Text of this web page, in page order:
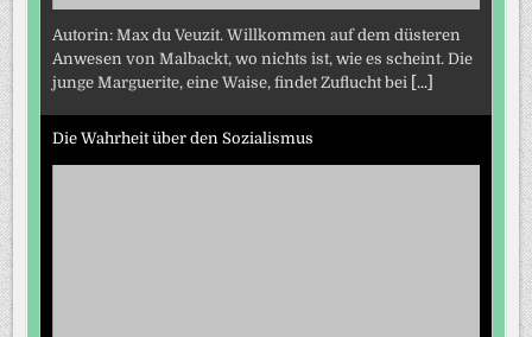
Autorin: Max du Veuzit. Willkommen auf dem düsteren
Anwesen von Malbackt, wo nichts ist, wie es scheint. Die
junge Marguerite, eine Waise, findet Zuflucht bei [...]
Die Wahrheit über den Sozialismus